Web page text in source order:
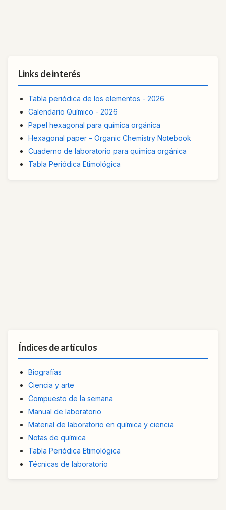
Links de interés
Tabla periódica de los elementos - 2026
Calendario Químico - 2026
Papel hexagonal para química orgánica
Hexagonal paper – Organic Chemistry Notebook
Cuaderno de laboratorio para química orgánica
Tabla Periódica Etimológica
Índices de artículos
Biografías
Ciencia y arte
Compuesto de la semana
Manual de laboratorio
Material de laboratorio en química y ciencia
Notas de química
Tabla Periódica Etimológica
Técnicas de laboratorio